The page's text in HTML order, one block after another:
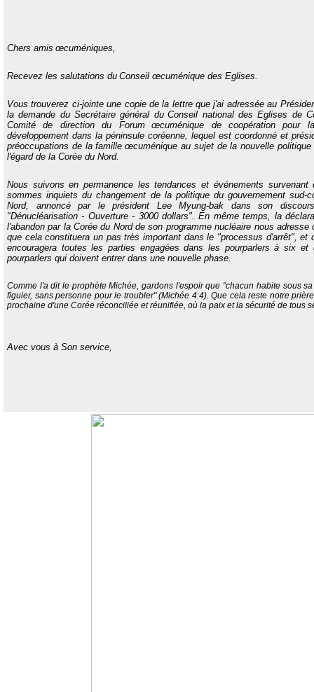
Chers amis œcuméniques,
Recevez les salutations du Conseil œcuménique des Eglises
Vous trouverez ci-jointe une copie de la lettre que j'ai adressée au
la demande du Secrétaire général du Conseil national des Eglises de
Comité de direction du Forum
œcuménique de coopération pour
développement dans la péninsule coréenne, lequel est coordonné et
préoccupations de la famille œcuménique au sujet de la nouvelle politique
l'égard de la Corée du Nord.
Nous suivons en permanence les tendances et événements
sommes inquiets du changement de la politique du gouvernement sud-
Nord, annoncé par le président Lee Myung-bak dans son
"Dénucléarisation - Ouverture - 3000 dollars". En même temps, la
l'abandon par la Corée du Nord de son programme nucléaire nous
que cela constituera un pas très important dans le "processus d'arrêt", et
encouragera toutes les parties engagées dans les pourparlers à six
pourparlers qui doivent entrer dans une nouvelle phase.
Comme l'a dit le prophète Michée, gardons l'espoir que "chacun habite sous
figuier, sans personne pour le troubler" (Michée 4:4). Que cela reste notre
prochaine d'une Corée réconciliée et réunifiée, où la paix et la sécurité de tous
Avec vous à Son service,